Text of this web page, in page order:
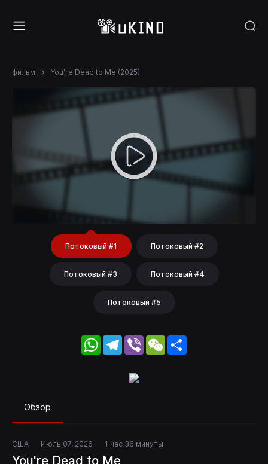
фильм You're Dead to Me (2025)
Потоковый #1 Потоковый #2
Потоковый #3 Потоковый #4
Потоковый #5
WhatsApp
Telegram
Viber WeChat
Обзор
США Июль 07, 2026 1 час 36 минуты
You're Dead to Me